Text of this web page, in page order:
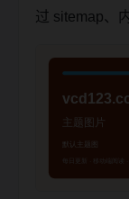
过 sitemap、